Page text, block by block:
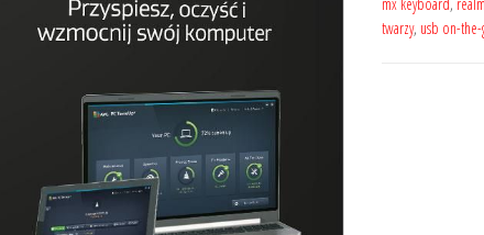
twarzy, usb on-